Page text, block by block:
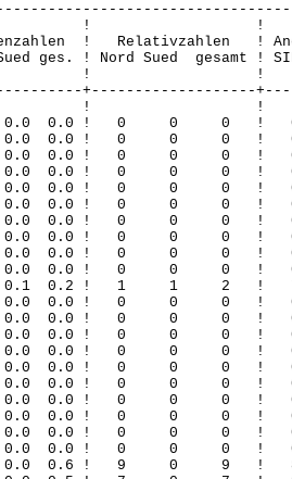
!
! Relativzahlen !
! Nord Sued gesamt !
!
+-------------------
!
0.0 0.0 ! 0 0 0 !
0.0 0.0 ! 0 0 0 !
0.0 0.0 ! 0 0 0 !
0.0 0.0 ! 0 0 0 !
0.0 0.0 ! 0 0 0 !
0.0 0.0 ! 0 0 0 !
0.0 0.0 ! 0 0 0 !
0.0 0.0 ! 0 0 0 !
0.0 0.0 ! 0 0 0 !
0.0 0.0 ! 0 0 0
0.1 0.2 ! 1 1 2 !
0.0 0.0 ! 0 0 0 !
0.0 0.0 ! 0 0 0 !
0.0 0.0 ! 0 0 0
0.0 0.0 ! 0 0 0
0.0 0.0 ! 0 0 0
0.0 0.0 ! 0 0 0
0.0 0.0 ! 0 0 0
0.0 0.0 ! 0 0 0
0.0 0.0 ! 0 0 0 !
0.0 0.0 ! 0 0 0
0.0 0.6 ! 9 0 9 !